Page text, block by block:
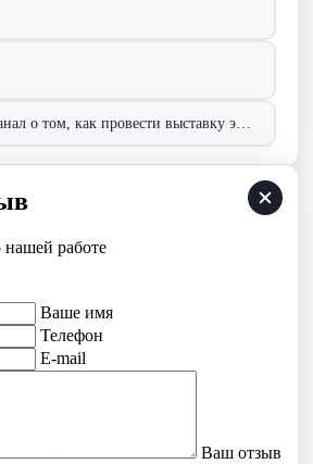
о том, как провести выставку эффективно!
нашей работе
Ваше имя
Телефон
E-mail
Ваш отзыв